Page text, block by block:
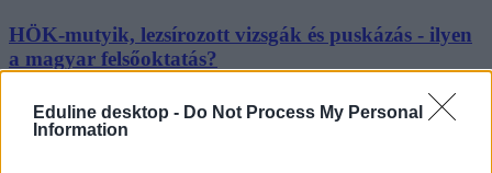
Eduline desktop - Do Not Process My Personal
Information
HÖK-mutyik, lezsírozott vizsgák és puskázás - ilyen
a magyar felsőoktatás?
A korrupció ott van a magyar felsőoktatásban is, az
intézményekben, a hallgatói önkormányzatban, az ösztöndíjak és a
kollégiumi helyek odaítélésében – derül ki a Transparency